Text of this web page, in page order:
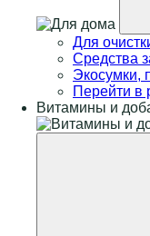
Для
Средства
Экосумки,
Перейти в
Витамины и